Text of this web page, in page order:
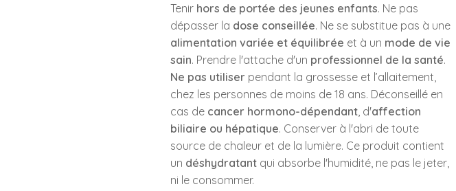
Tenir hors de portée des jeunes enfants. Ne pas
dépasser la dose conseillée. Ne se substitue pas à une
alimentation variée et équilibrée et à un mode de vie
sain. Prendre l'attache d'un professionnel de la santé.
Ne pas utiliser pendant la grossesse et l’allaitement,
chez les personnes de moins de 18 ans. Déconseillé en
cas de cancer hormono-dépendant, d'affection
biliaire ou hépatique. Conserver à l'abri de toute
source de chaleur et de la lumière. Ce produit contient
un déshydratant qui absorbe l'humidité, ne pas le jeter,
ni le consommer.